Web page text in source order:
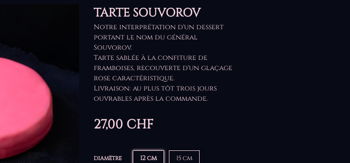
TARTE SOUVOROV
Notre interprétation d'un dessert
portant le nom du général
Souvorov.
Tarte sablée à la confiture de
framboises, recouverte d'un glaçage
rose caractéristique.
Livraison: au plus tôt trois jours
ouvrables après la commande.
27,00 CHF
DIAMÈTRE 12 cm 15 cm